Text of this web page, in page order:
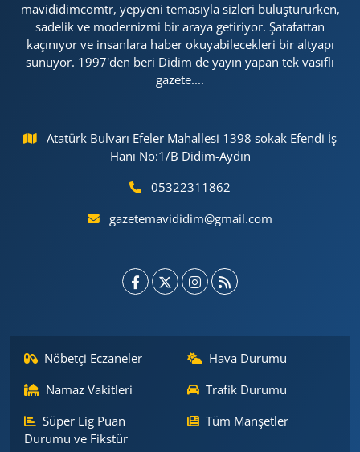
mavididimcomtr, yepyeni temasıyla sizleri buluştururken,
sadelik ve modernizmi bir araya getiriyor. Şatafattan
kaçınıyor ve insanlara haber okuyabilecekleri bir altyapı
sunuyor. 1997'den beri Didim de yayın yapan tek vasıflı
gazete....
Atatürk Bulvarı Efeler Mahallesi 1398 sokak Efendi İş
Hanı No:1/B Didim-Aydın
05322311862
gazetemavididim@gmail.com
Nöbetçi Eczaneler
Hava Durumu
Namaz Vakitleri
Trafik Durumu
Süper Lig Puan
Durumu ve Fikstür
Tüm Manşetler